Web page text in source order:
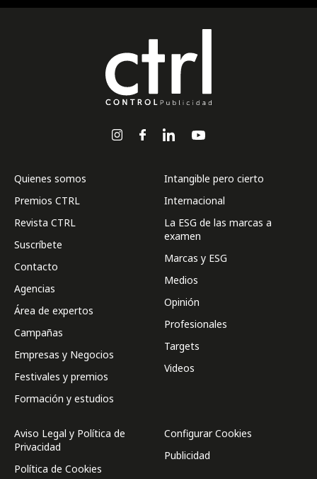
Quienes somos
Premios CTRL
Revista CTRL
Suscríbete
Contacto
Agencias
Área de expertos
Campañas
Empresas y Negocios
Festivales y premios
Formación y estudios
Intangible pero cierto
Internacional
La ESG de las marcas a
examen
Marcas y ESG
Medios
Opinión
Profesionales
Targets
Videos
Aviso Legal y Política de
Privacidad
Política de Cookies
Configurar Cookies
Publicidad